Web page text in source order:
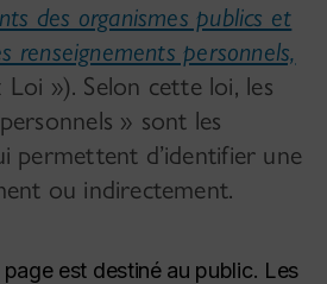
des organismes publics et
renseignements personnels,
Loi »). Selon cette loi, les
» sont les
permettent d’identifier une
ou indirectement.
est destiné au public. Les